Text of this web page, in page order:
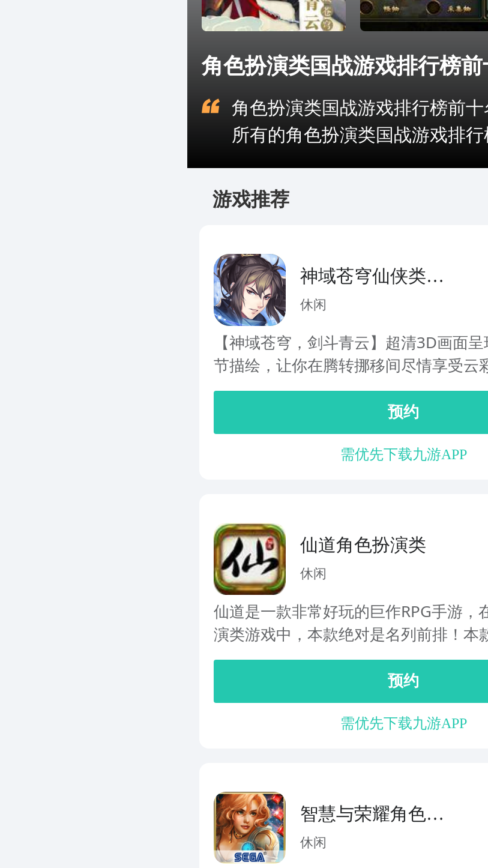
角色扮演类国战游戏排行榜前
角色扮演类国战游戏排行榜前
所有的角色扮演类国战游戏排
游戏推荐
神域苍穹仙侠类角
色扮演
休闲
【神域苍穹，剑斗青云】超清3D画面
节描绘，让你在腾转挪移间尽情享受云
预约
需优先下载九游APP
仙道角色扮演类
休闲
仙道是一款非常好玩的巨作RPG手游，
演类游戏中，本款绝对是名列前排！本
预约
需优先下载九游APP
智慧与荣耀角色扮
演类
休闲